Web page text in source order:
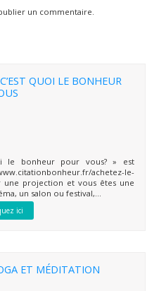
un commentaire.
QUOI LE BONHEUR
le bonheur pour vous? » est
achetez-le-
une projection et vous êtes une
un salon ou festival,...
ici
ET MÉDITATION